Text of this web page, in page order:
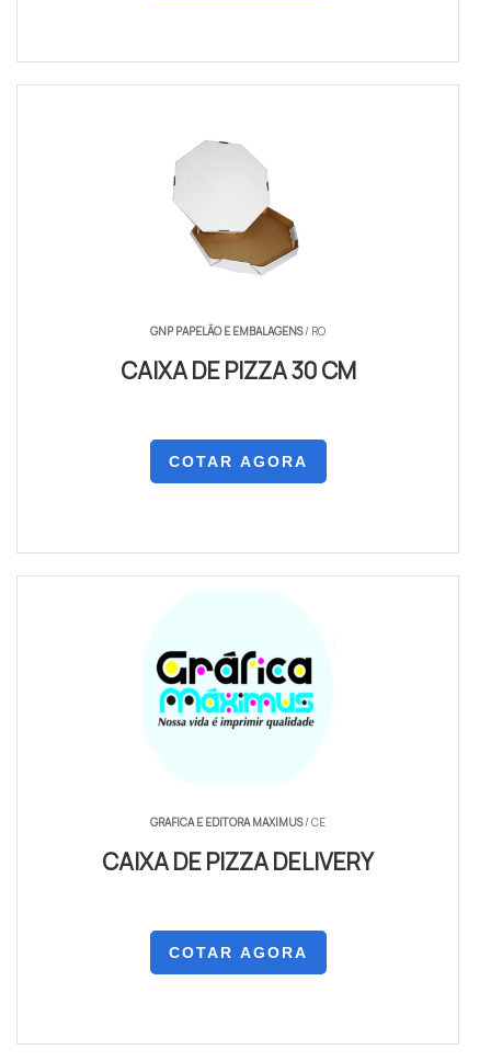
GNP PAPELÃO E EMBALAGENS/ RO
CAIXA DE PIZZA 30 CM
COTAR AGORA
GRAFICA E EDITORA MAXIMUS/ CE
CAIXA DE PIZZA DELIVERY
COTAR AGORA